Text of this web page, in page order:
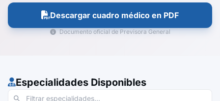
Descargar cuadro médico en PDF
Documento oficial de Previsora General
Especialidades Disponibles